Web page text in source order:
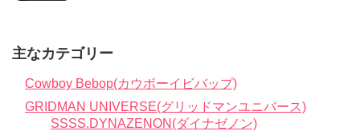
主なカテゴリー
Cowboy Bebop(カウボーイビバップ)
GRIDMAN UNIVERSE(グリッドマンユニバース)
SSSS.DYNAZENON(ダイナゼノン)